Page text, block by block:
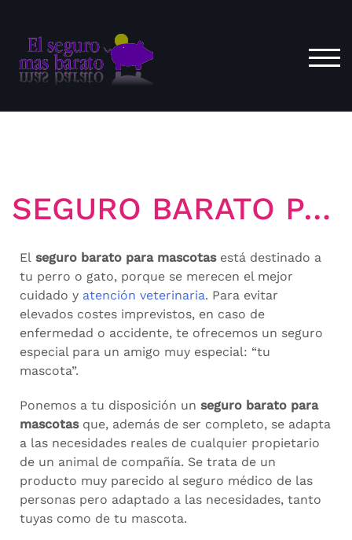
SEGURO BARATO PARA MASCOTAS
El seguro barato para mascotas está destinado a
tu perro o gato, porque se merecen el mejor
cuidado y atención veterinaria. Para evitar
elevados costes imprevistos, en caso de
enfermedad o accidente, te ofrecemos un seguro
especial para un amigo muy especial: “tu
mascota”.
Ponemos a tu disposición un seguro barato para
mascotasque, además de ser completo, se adapta
a las necesidades reales de cualquier propietario
de un animal de compañía. Se trata de un
producto muy parecido al seguro médico de las
personas pero adaptado a las necesidades, tanto
tuyas como de tu mascota.